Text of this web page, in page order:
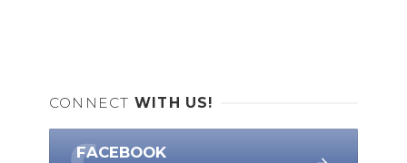
CONNECT WITH US!
FACEBOOK